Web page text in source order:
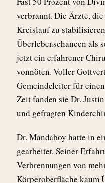
verbrannt. Die Ärzte,
Kreislauf zu
Überlebenschancen als
jetzt ein erfahrener
vonnöten. Voller
Gemeindeleiter für
Zeit fanden sie Dr.
und gefragten
Dr. Mandaboy hatte in
gearbeitet. Seiner
Verbrennungen von
Körperoberfläche kaum